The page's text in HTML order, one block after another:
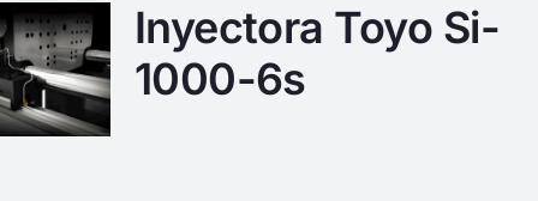
Inyectora Toyo Si-
1000-6s